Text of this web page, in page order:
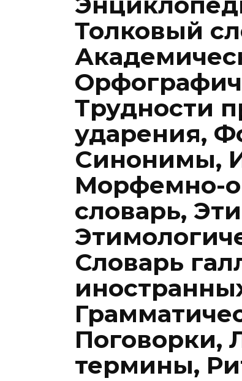
Толковый
Трудности
ударения,
Синонимы,
Морфемно-
словарь,
Словарь
Поговорки,
термины,